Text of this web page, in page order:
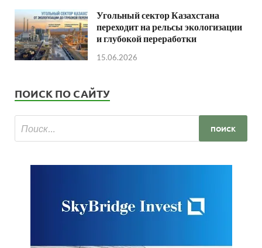
Угольный сектор Казахстана
переходит на рельсы экологизации
и глубокой переработки
15.06.2026
ПОИСК ПО САЙТУ